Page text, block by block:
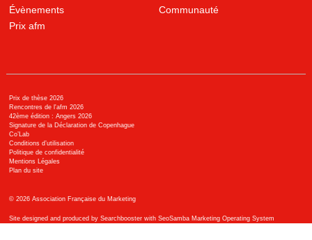
Évènements
Communauté
Prix afm
Prix de thèse 2026
Rencontres de l'afm 2026
42ème édition : Angers 2026
Signature de la Déclaration de Copenhague
Co’Lab
Conditions d’utilisation
Politique de confidentialité
Mentions Légales
Plan du site
© 2026Association Française du Marketing
Site designed and produced by Searchbooster with SeoSamba Marketing Operating System